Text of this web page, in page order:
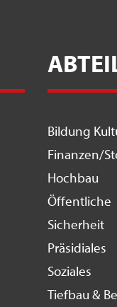
Bildung
Finanzen/
Hochbau
Öffentliche
Sicherheit
Präsidiales
Soziales
Tiefbau &